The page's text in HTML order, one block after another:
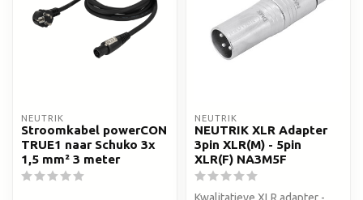
NEUTRIK
Stroomkabel powerCON
TRUE1 naar Schuko 3x
1,5 mm² 3 meter
NEUTRIK
NEUTRIK XLR Adapter
3pin XLR(M) - 5pin
XLR(F) NA3M5F